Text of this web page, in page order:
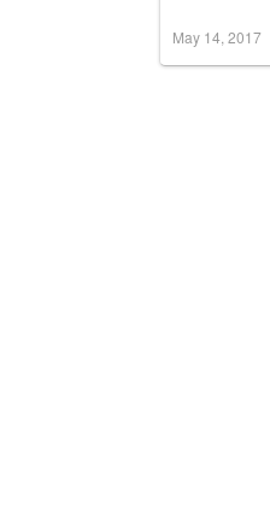
May 14, 2017